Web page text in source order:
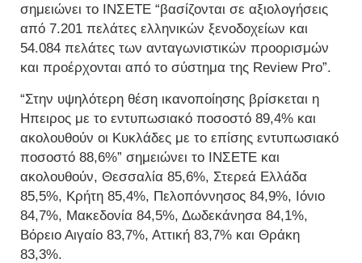
σημειώνει το ΙΝΣΕΤΕ “βασίζονται σε αξιολογήσεις
από 7.201 πελάτες ελληνικών ξενοδοχείων και
54.084 πελάτες των ανταγωνιστικών προορισμών
και προέρχονται από το σύστημα της Review Pro”.
“Στην υψηλότερη θέση ικανοποίησης βρίσκεται η
Ηπειρος με το εντυπωσιακό ποσοστό 89,4% και
ακολουθούν οι Κυκλάδες με το επίσης εντυπωσιακό
ποσοστό 88,6%” σημειώνει το ΙΝΣΕΤΕ και
ακολουθούν, Θεσσαλία 85,6%, Στερεά Ελλάδα
85,5%, Κρήτη 85,4%, Πελοπόννησος 84,9%, Ιόνιο
84,7%, Μακεδονία 84,5%, Δωδεκάνησα 84,1%,
Βόρειο Αιγαίο 83,7%, Αττική 83,7% και Θράκη
83,3%.